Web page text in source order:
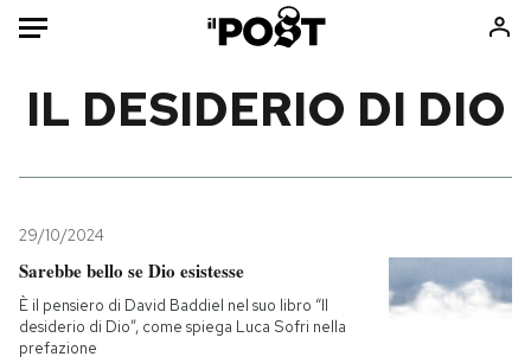
Mondo
Politica
Tecnologia
Internet
Storie/Idee
Ok Boomer!
IL DESIDERIO DI DIO
29/10/2024
Sarebbe bello se Dio esistesse
È il pensiero di David Baddiel nel suo libro “Il
desiderio di Dio”, come spiega Luca Sofri nella
prefazione